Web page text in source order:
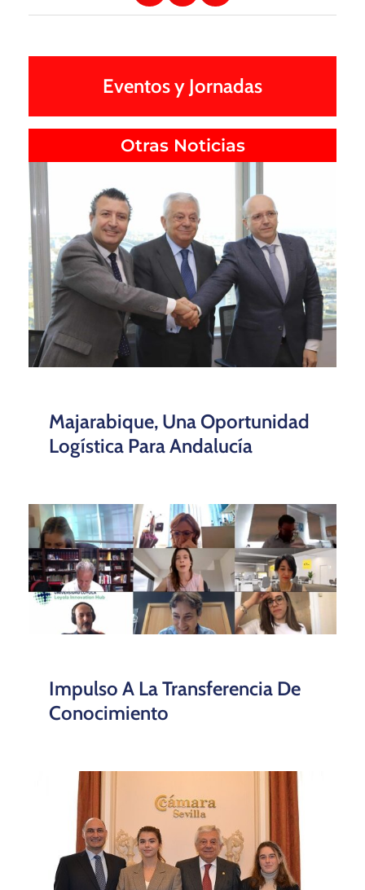
Eventos y Jornadas
Otras Noticias
Majarabique, Una Oportunidad
Logística Para Andalucía
Impulso A La Transferencia De
Conocimiento